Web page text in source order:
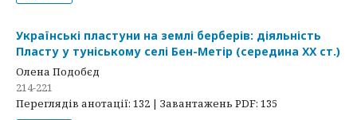
Українські пластуни на землі берберів: діяльність
Пласту у туніському селі Бен-Метір (середина ХХ ст.)
Олена Подобєд
214-221
Переглядів анотації: 132 | Завантажень PDF: 135